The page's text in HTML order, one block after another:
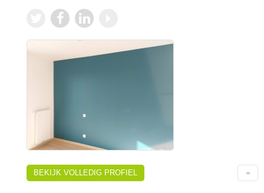
BEKIJK VOLLEDIG PROFIEL